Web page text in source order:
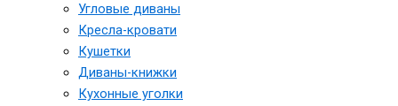
Угловые диваны
Кресла-кровати
Кушетки
Диваны-книжки
Кухонные уголки